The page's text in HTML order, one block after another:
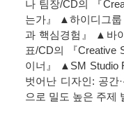
나 팀장/CD의 『
는가』 ▲하이디그룹
과 핵심경험』 ▲바
표/CD의 『Creative
이너』 ▲SM Studio
벗어난 디자인: 공간
으로 밀도 높은 주제